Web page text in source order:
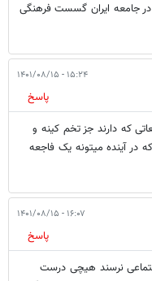
در جامعه ایران گسست فرهنگی
۱۵:۲۴ - ۱۴۰۱/۰۸/۱۵
پاسخ
که دارند جز تخم کینه و
در آینده میتونه يک فاجعه
۱۶:۰۷ - ۱۴۰۱/۰۸/۱۵
پاسخ
نرسند هیچی درست